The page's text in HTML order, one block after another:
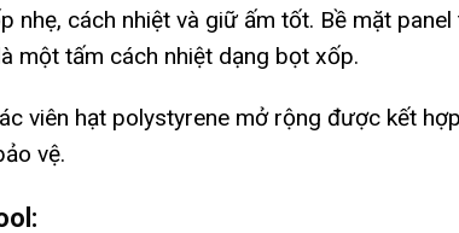
nhẹ, cách nhiệt và giữ ấm tốt. Bề mặt
một tấm cách nhiệt dạng bọt xốp.
viên hạt polystyrene mở rộng được kết
vệ.